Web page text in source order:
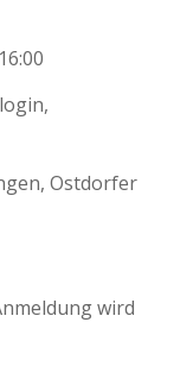
Ostdorfer
wird